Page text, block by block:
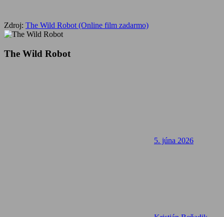
Zdroj: The Wild Robot (Online film zadarmo)
The Wild Robot
5. júna 2026